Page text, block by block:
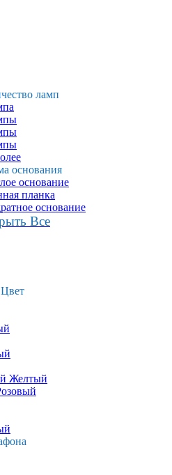
ламп
основания
основание
планка
основание
Все
Желтый